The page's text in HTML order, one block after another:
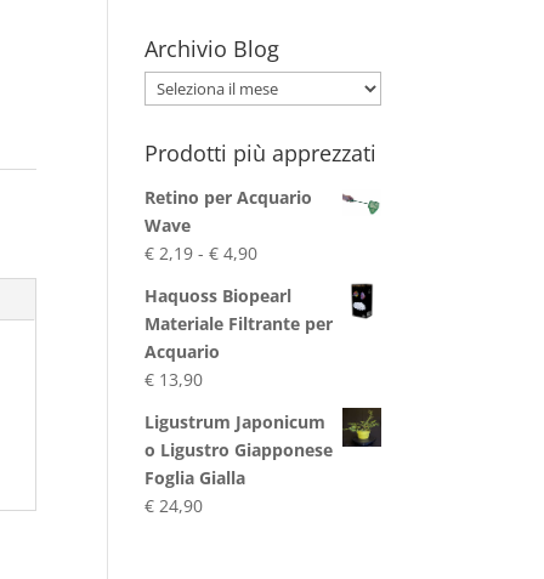
Archivio Blog
Archivio
Blog
Prodotti più apprezzati
Retino per Acquario
Wave
€ 2,19 - € 4,90Fascia
prezzo:
da
€ 4,90
Haquoss Biopearl
Materiale Filtrante per
Acquario
€ 13,90
Ligustrum Japonicum
o Ligustro Giapponese
Foglia Gialla
€ 24,90